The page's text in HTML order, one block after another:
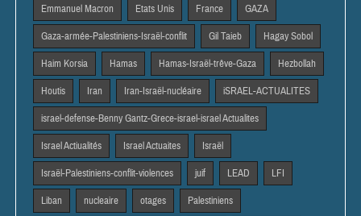
Emmanuel Macron Etats Unis France GAZA
Gaza-armée-Palestiniens-Israël-conflit Gil Taieb Hagay Sobol
Haim Korsia Hamas Hamas-Israël-trêve-Gaza Hezbollah
Houtis Iran Iran-Israël-nucléaire iSRAEL-ACTUALITES
israel-defense-Benny Gantz-Grece-israel-israel Actualites
Israel Actiualités Israel Actuaites Israël
Israël-Palestiniens-conflit-violences juif LEAD LFI
Liban nucleaire otages Palestiniens